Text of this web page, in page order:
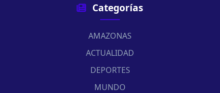
Categorías
AMAZONAS
ACTUALIDAD
DEPORTES
MUNDO